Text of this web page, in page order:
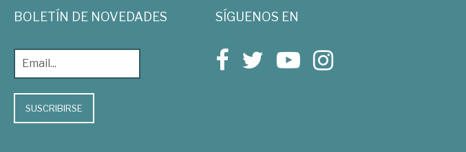
BOLETÍN DE NOVEDADES
SUSCRIBIRSE
SÍGUENOS EN